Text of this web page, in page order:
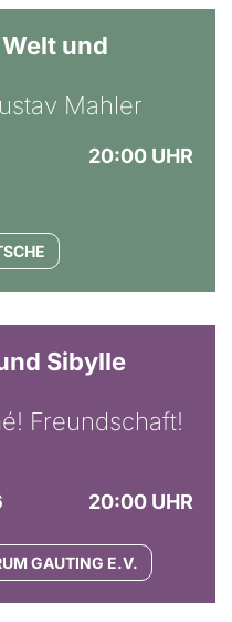
und
Mahler
20:00 UHR
Sibylle
Freundschaft!
20:00 UHR
GAUTING E.V.